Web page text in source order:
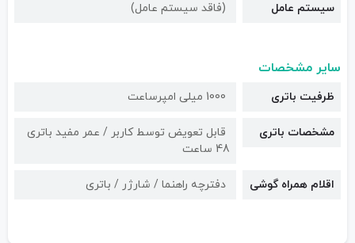
سیستم عامل (فاقد سیستم عامل)
سایر مشخصات
ظرفیت باتری 1000 میلی امپرساعت
مشخصات باتری
قابل تعویض توسط کاربر / عمر مفید باتری
48 ساعت
اقلام همراه گوشی دفترچه راهنما / شارژر / باتری